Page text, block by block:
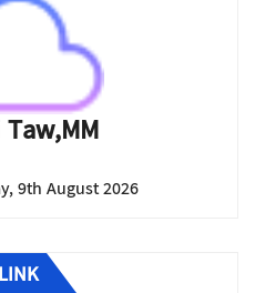
9th August 2026